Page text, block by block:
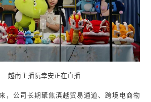
越南主播阮幸安正在直播
，公司长期聚焦滇越贸易通道、跨境电商物